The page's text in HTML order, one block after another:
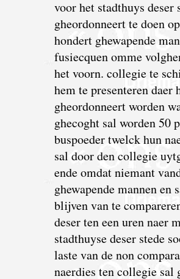
voor het stadthuys deser
gheordonneert te doen
hondert ghewapende
fusiecquen omme
het voorn. collegie te
hem te presenteren daer
gheordonneert worden
ghecoght sal worden 50
buspoeder twelck hun
sal door den collegie
ende omdat niemant
ghewapende mannen en
blijven van te
deser ten een uren naer
stadthuyse deser stede
laste van de non
naerdies ten collegie sal